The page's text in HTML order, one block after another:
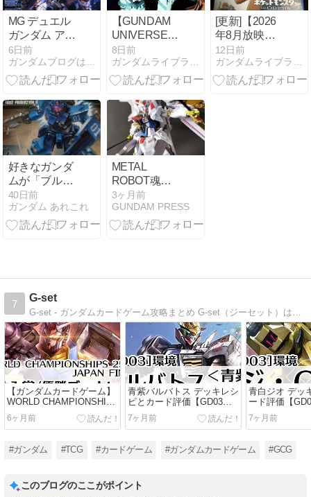
MG デュエル
ガンダム アサ
ルトシュラウ
ド レビュー
6日前
【GUNDAM
UNIVERSE】
機動戦士ガン
ダムUC MSN-
06S
ナンジュ) レ
ビュー
8日前
[更新]【2026
年8月放映予
定】BS12 日
曜アニメ劇場
ポケモン、歴
12日前
好きなガンダ
ムが「ブルー
ディスティニ
ー1号機」な
んだが
40日前
ガンダム あれこれ
METAL
ROBOT魂
〈SIDE MS〉
マイティース
トライクフリ
3ヶ月前
GUNDAM PRESS
7
G-set
【ガンダムカードゲーム】
WORLD CHAMPIONSHIPS
25-26 JAPAN FINALデッキ
一覧｜ガンダムカー
ド/GCG
6ヶ月前
青紫バルバトス デッキレシ
ピとカード評価【GD03環
7ヶ月前
青白ジオ デッ
ード評価【
7ヶ月前
#ガンダム #TCG #カードゲーム #ガンダムカードゲーム #GCG
このブログのここがポイント